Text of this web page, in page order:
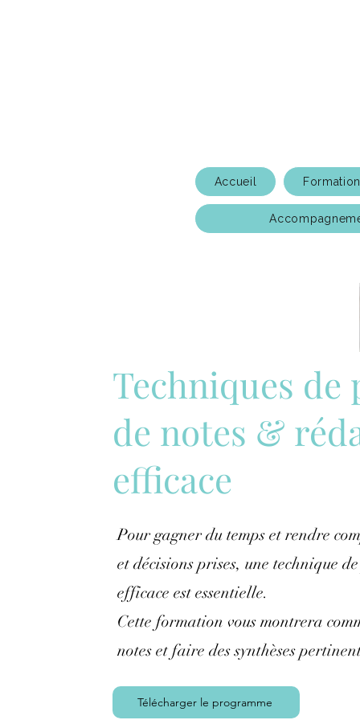
Accueil
Techniques de
de notes &
efficace
Pour gagner du temps et rendre
et décisions prises, une technique
efficace est essentielle.
Cette formation vous montrera
notes et faire des synthèses
Télécharger le programme